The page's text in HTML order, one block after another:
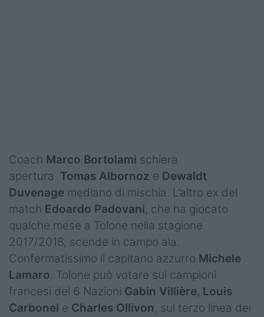
Coach Marco Bortolami schiera
apertura Tomas Albornoz e Dewaldt
Duvenage mediano di mischia. L’altro ex del
match Edoardo Padovani, che ha giocato
qualche mese a Tolone nella stagione
2017/2018, scende in campo ala.
Confermatissimo il capitano azzurro Michele
Lamaro. Tolone può votare sui campioni
francesi del 6 Nazioni Gabin Villière, Louis
Carbonel e Charles Ollivon, sul terzo linea dei